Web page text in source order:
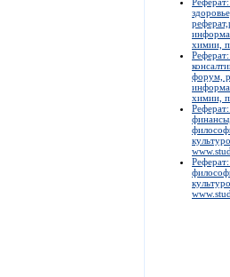
химии,
форум,
химии,